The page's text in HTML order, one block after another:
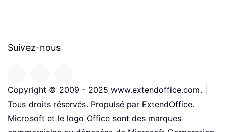
Suivez-nous
Copyright © 2009 - 2025 www.extendoffice.com. |
Tous droits réservés. Propulsé par ExtendOffice.
Microsoft et le logo Office sont des marques